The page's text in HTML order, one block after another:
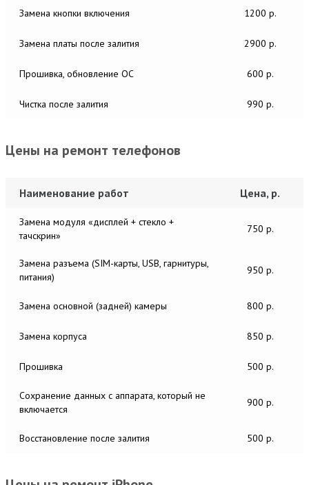
Замена кнопки включения 1200 р.
Замена платы после залития 2900 р.
Прошивка, обновление ОС 600 р.
Чистка после залития 990 р.
Цены на ремонт телефонов
Наименование работ Цена, р.
Замена модуля «дисплей + стекло +
тачскрин»
750 р.
Замена разъема (SIM-карты, USB, гарнитуры,
питания)
950 р.
Замена основной (задней) камеры 800 р.
Замена корпуса 850 р.
Прошивка 500 р.
Сохранение данных с аппарата, который не
включается
900 р.
Восстановление после залития 500 р.